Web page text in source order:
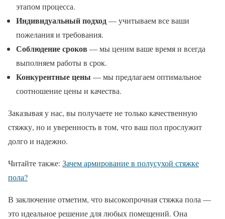
этапом процесса.
Индивидуальный подход— учитываем все ваши
пожелания и требования.
Соблюдение сроков — мы ценим ваше время и всегда
выполняем работы в срок.
Конкурентные цены — мы предлагаем оптимальное
соотношение цены и качества.
Заказывая у нас, вы получаете не только качественную
стяжку, но и уверенность в том, что ваш пол прослужит
долго и надежно.
Читайте также: Зачем армирование в полусухой стяжке
пола?
В заключение отметим, что высокопрочная стяжка пола —
это идеальное решение для любых помещений. Она